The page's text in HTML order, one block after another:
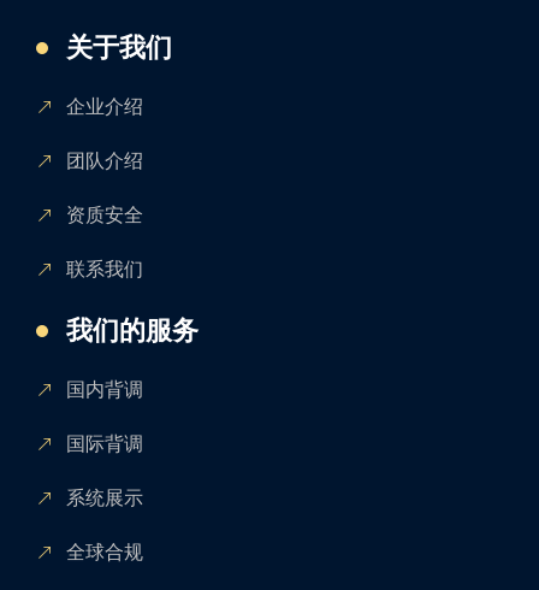
关于我们
企业介绍
团队介绍
资质安全
联系我们
我们的服务
国内背调
国际背调
系统展示
全球合规